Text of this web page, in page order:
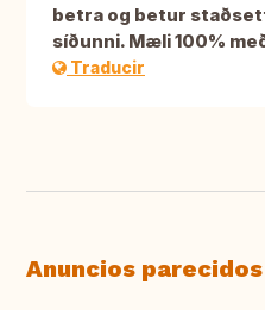
betra og betur
síðunni. Mæli 100%
Traducir
Anuncios parecidos